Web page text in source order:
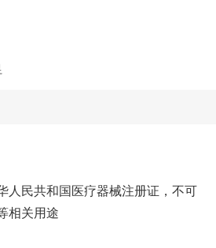
人民共和国医疗器械注册证，不可
相关用途